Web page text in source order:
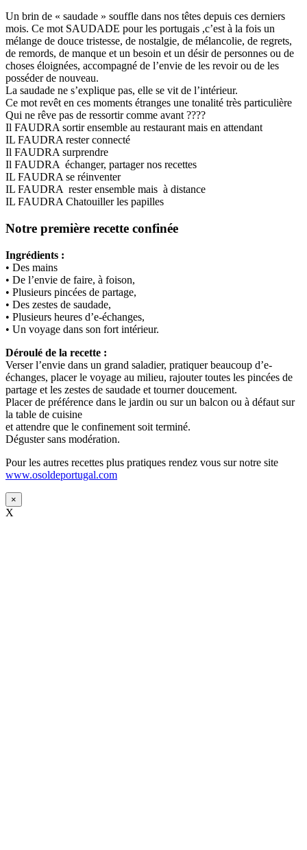
Un brin de « saudade » souffle dans nos têtes depuis ces derniers
mois. Ce mot SAUDADE pour les portugais ,c’est à la fois un
mélange de douce tristesse, de nostalgie, de mélancolie, de regrets,
de remords, de manque et un besoin et un désir de personnes ou de
choses éloignées, accompagné de l’envie de les revoir ou de les
posséder de nouveau.
La saudade ne s’explique pas, elle se vit de l’intérieur.
Ce mot revêt en ces moments étranges une tonalité très particulière
Qui ne rêve pas de ressortir comme avant ????
Il FAUDRA sortir ensemble au restaurant mais en attendant
IL FAUDRA rester connecté
Il FAUDRA surprendre
Il FAUDRA échanger, partager nos recettes
IL FAUDRA se réinventer
IL FAUDRA rester ensemble mais à distance
IL FAUDRA Chatouiller les papilles
Notre première recette confinée
Ingrédients :
• Des mains
• De l’envie de faire, à foison,
• Plusieurs pincées de partage,
• Des zestes de saudade,
• Plusieurs heures d’e-échanges,
• Un voyage dans son fort intérieur.
Déroulé de la recette :
Verser l’envie dans un grand saladier, pratiquer beaucoup d’e-
échanges, placer le voyage au milieu, rajouter toutes les pincées de
partage et les zestes de saudade et tourner doucement.
Placer de préférence dans le jardin ou sur un balcon ou à défaut sur
la table de cuisine
et attendre que le confinement soit terminé.
Déguster sans modération.
Pour les autres recettes plus pratiques rendez vous sur notre site
www.osoldeportugal.com
×
X